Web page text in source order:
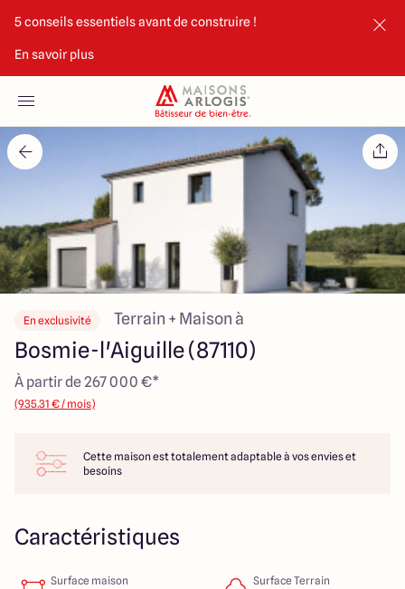
5 conseils essentiels avant de construire !
En savoir plus
Nos maisons
Nos annonces
Votre projet
Qui sommes-nous
Maisons ARLOGIS Limoges
En exclusivité Terrain + Maison à
Bosmie-l'Aiguille (87110)
À partir de 267 000 €*
(935.31 € / mois)
Cette maison est totalement adaptable à vos envies et
besoins
Caractéristiques
Surface maison Surface Terrain